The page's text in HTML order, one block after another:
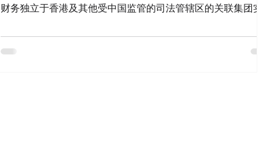
财务独立于香港及其他受中国监管的司法管辖区的关联集团实
景可能带来的监管风险 对这三家券商整顿的核心原因是：这些平
台长期向中国大陆客户提供海外股票交易服务，但并没有中国境